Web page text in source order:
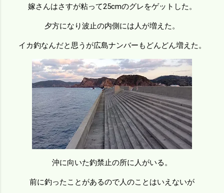
嫁さんはさすが粘って25cmのグレをゲットした。
夕方になり波止の内側には人が増えた。
イカ釣なんだと思うが広島ナンバーもどんどん増えた。
沖に向いた釣禁止の所に人がいる。
前に釣ったことがあるので人のことはいえないが